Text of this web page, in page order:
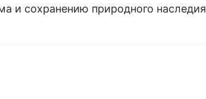
и сохранению природного наследия